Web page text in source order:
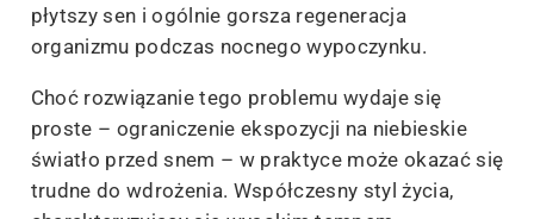
płytszy sen i ogólnie gorsza regeneracja
organizmu podczas nocnego wypoczynku.
Choć rozwiązanie tego problemu wydaje się
proste – ograniczenie ekspozycji na niebieskie
światło przed snem – w praktyce może okazać się
trudne do wdrożenia. Współczesny styl życia,